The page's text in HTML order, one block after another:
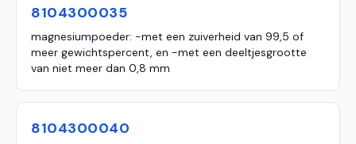
8104300035
magnesiumpoeder: -met een zuiverheid van 99,5 of
meer gewichtspercent, en -met een deeltjesgrootte
van niet meer dan 0,8 mm
8104300040